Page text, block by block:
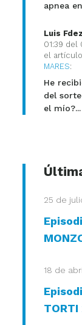
apnea
Luis
01:39 del
el artículo
MARES:
He
del
el mío?...
25 de
18 de